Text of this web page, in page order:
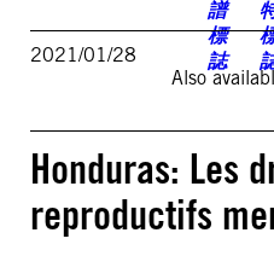
2021/01/28
Also
Honduras: Les
reproductifs